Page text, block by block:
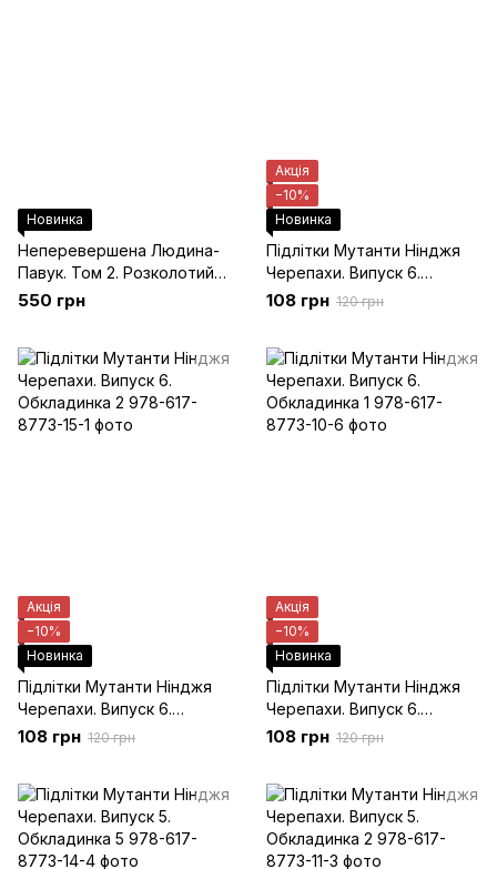
Новинка
Неперевершена Людина-
Павук. Том 2. Розколотий
Розум
550 грн
Акція
−10%
Новинка
Підлітки Мутанти Нінджя
Черепахи. Випуск 6.
Обкладинка 5
108 грн 120 грн
Акція
−10%
Новинка
Підлітки Мутанти Нінджя
Черепахи. Випуск 6.
Обкладинка 2
108 грн 120 грн
Акція
−10%
Новинка
Підлітки Мутанти Нінджя
Черепахи. Випуск 6.
Обкладинка 1
108 грн 120 грн